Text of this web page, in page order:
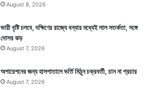
August 8, 2026
ভারী বৃষ্টি চলবে, দক্ষিণের রাজ্যে বন্যার মধ্যেই লাল সতর্কতা, সঙ্গে
দোসর ঝড়
August 7, 2026
অপারেশনের জন্য হাসপাতালে ভর্তি মিঠুন চক্রবর্তী, চান না প্রচার
August 7, 2026